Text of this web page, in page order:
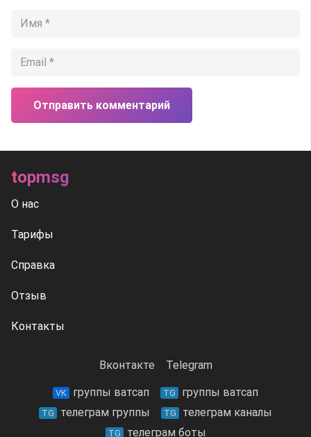
Отправить комментарий
topmsg
О нас
Тарифы
Справка
Отзыв
Контакты
Вконтакте Telegram
VK группы ватсап TG группы ватсап
TG телеграм группы TG телеграм каналы
TG телеграм боты